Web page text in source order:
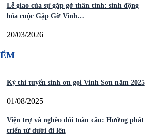
Lễ giao của sự gặp gỡ thân tình: sinh động
hóa cuộc Gặp Gỡ Vinh…
20/03/2026
Kỳ thi tuyển sinh ơn gọi Vinh Sơn năm 2025
01/08/2025
Viện trợ và nghèo đói toàn cầu: Hướng phát
triển từ dưới đi lên